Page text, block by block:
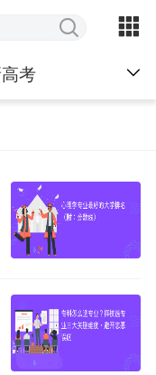
考
院校专业
数线
简章
考生心理